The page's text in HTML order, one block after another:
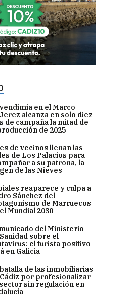
en el Marco
alcanza en solo diez
de campaña la mitad de
de 2025
de vecinos llenan las
de Los Palacios para
a su patrona, la
de las Nieves
reaparece y culpa a
Sánchez del
de Marruecos
Mundial 2030
del Ministerio
sobre el
el turista positivo
en Galicia
de las inmobiliarias
por profesionalizar
sin regulación en